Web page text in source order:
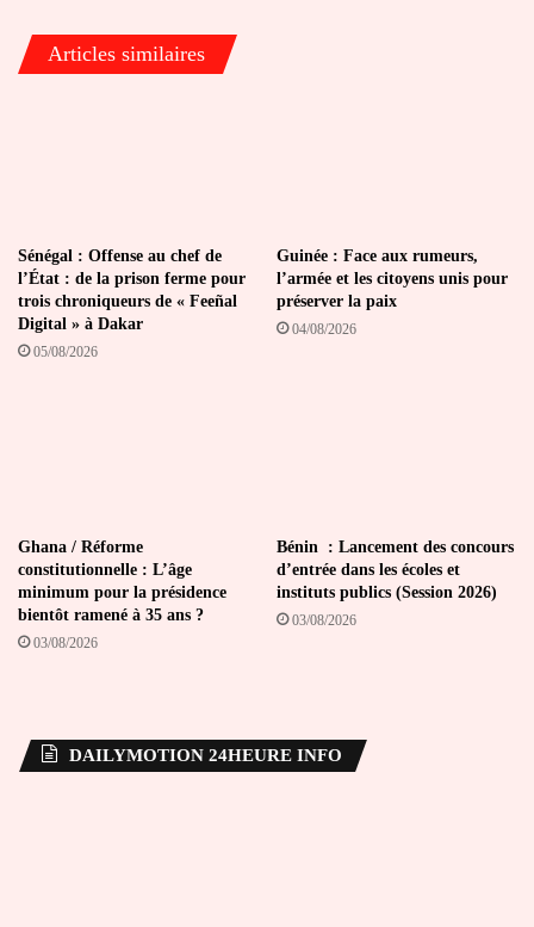
ses
concurrents
Articles similaires
Sénégal : Offense au chef de
l’État : de la prison ferme pour
trois chroniqueurs de « Feeñal
Digital » à Dakar
05/08/2026
Guinée : Face aux rumeurs,
l’armée et les citoyens unis pour
préserver la paix
04/08/2026
Ghana / Réforme
constitutionnelle : L’âge
minimum pour la présidence
bientôt ramené à 35 ans ?
03/08/2026
Bénin : Lancement des concours
d’entrée dans les écoles et
instituts publics (Session 2026)
03/08/2026
DAILYMOTION 24HEURE INFO